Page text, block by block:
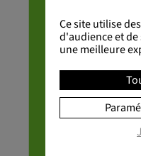
Ce site utilise
d'audience et
une meilleure